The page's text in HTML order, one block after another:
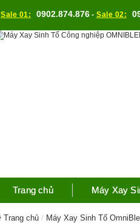
Sale 01: 0902.874.876- Sale 02:
Trang chủ Máy Xay
Trang chủ Máy Xay Sinh Tố